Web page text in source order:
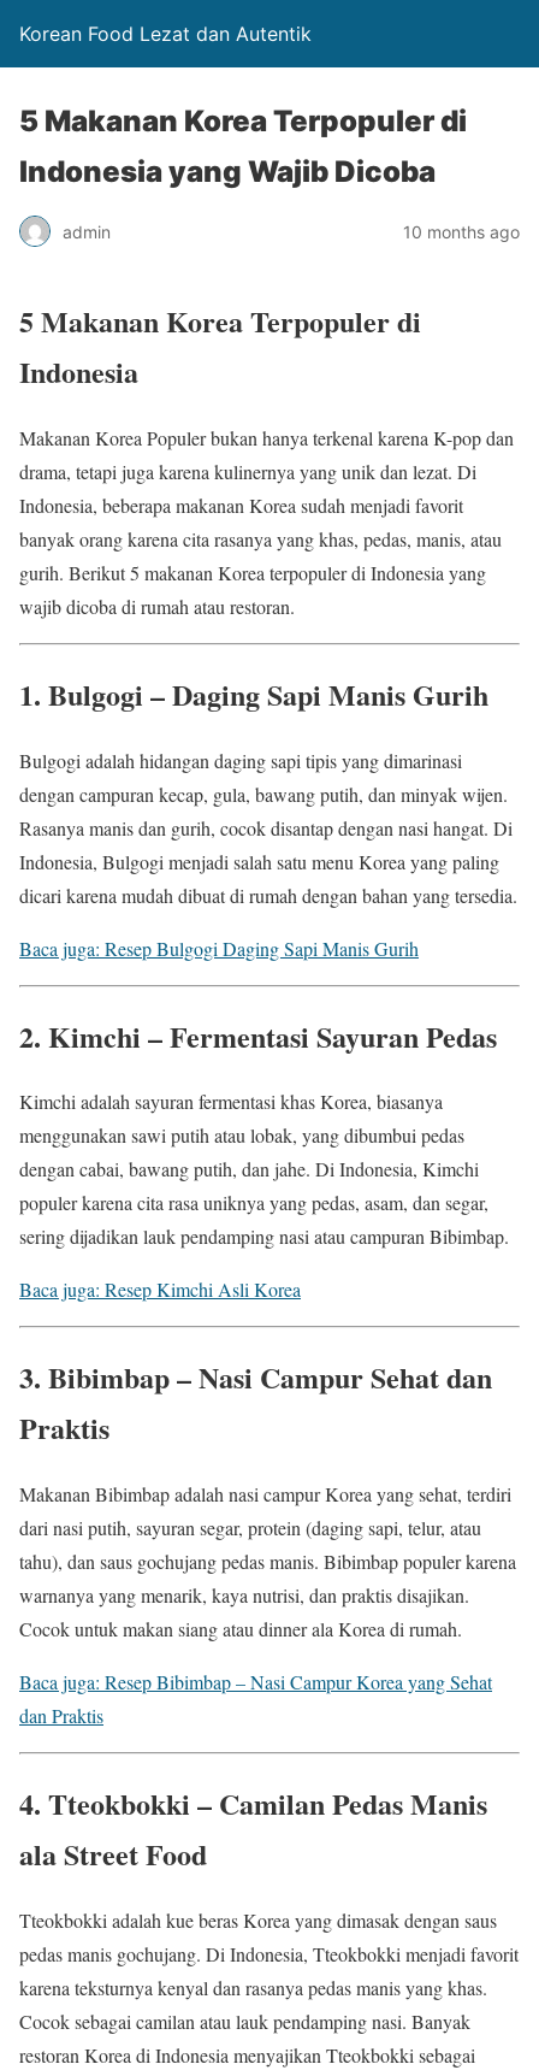
Korean Food Lezat dan Autentik
5 Makanan Korea Terpopuler di
Indonesia yang Wajib Dicoba
admin 10 months ago
5 Makanan Korea Terpopuler di
Indonesia
Makanan Korea Populer bukan hanya terkenal karena K-pop dan
drama, tetapi juga karena kulinernya yang unik dan lezat. Di
Indonesia, beberapa makanan Korea sudah menjadi favorit
banyak orang karena cita rasanya yang khas, pedas, manis, atau
gurih. Berikut 5 makanan Korea terpopuler di Indonesia yang
wajib dicoba di rumah atau restoran.
1. Bulgogi – Daging Sapi Manis Gurih
Bulgogi adalah hidangan daging sapi tipis yang dimarinasi
dengan campuran kecap, gula, bawang putih, dan minyak wijen.
Rasanya manis dan gurih, cocok disantap dengan nasi hangat. Di
Indonesia, Bulgogi menjadi salah satu menu Korea yang paling
dicari karena mudah dibuat di rumah dengan bahan yang tersedia.
Baca juga: Resep Bulgogi Daging Sapi Manis Gurih
2. Kimchi – Fermentasi Sayuran Pedas
Kimchi adalah sayuran fermentasi khas Korea, biasanya
menggunakan sawi putih atau lobak, yang dibumbui pedas
dengan cabai, bawang putih, dan jahe. Di Indonesia, Kimchi
populer karena cita rasa uniknya yang pedas, asam, dan segar,
sering dijadikan lauk pendamping nasi atau campuran Bibimbap.
Baca juga: Resep Kimchi Asli Korea
3. Bibimbap – Nasi Campur Sehat dan
Praktis
Makanan Bibimbap adalah nasi campur Korea yang sehat, terdiri
dari nasi putih, sayuran segar, protein (daging sapi, telur, atau
tahu), dan saus gochujang pedas manis. Bibimbap populer karena
warnanya yang menarik, kaya nutrisi, dan praktis disajikan.
Cocok untuk makan siang atau dinner ala Korea di rumah.
Baca juga: Resep Bibimbap – Nasi Campur Korea yang Sehat
dan Praktis
4. Tteokbokki – Camilan Pedas Manis
ala Street Food
Tteokbokki adalah kue beras Korea yang dimasak dengan saus
pedas manis gochujang. Di Indonesia, Tteokbokki menjadi favorit
karena teksturnya kenyal dan rasanya pedas manis yang khas.
Cocok sebagai camilan atau lauk pendamping nasi. Banyak
restoran Korea di Indonesia menyajikan Tteokbokki sebagai